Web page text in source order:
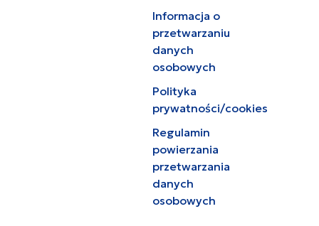
Informacja o
przetwarzaniu
danych
osobowych
Polityka
prywatności/cookies
Regulamin
powierzania
przetwarzania
danych
osobowych